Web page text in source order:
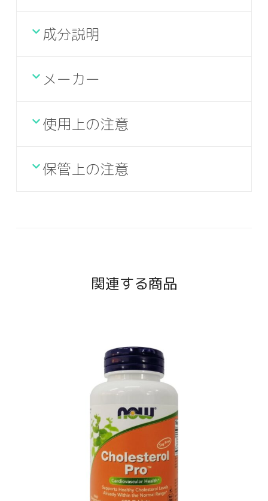
成分説明
メーカー
使用上の注意
保管上の注意
関連する商品